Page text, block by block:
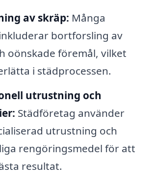
av skräp: Många
bortforsling av
oönskade föremål, vilket
i städprocessen.
utrustning och
Städföretag använder
utrustning och
rengöringsmedel för att
resultat.